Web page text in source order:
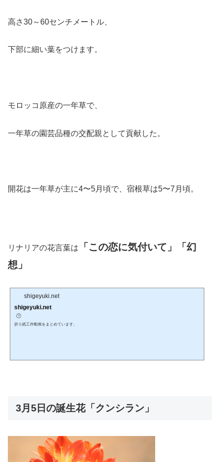
高さ30～60センチメートル、
下部に細い葉をつけます。
モロッコ原産の一年草で、
一年草の園芸品種の交配親として貢献した。
開花は一年草が主に4〜5月頃で、宿根草は5〜7月頃。
リナリアの花言葉は
「この恋に気付いて」「幻
想」
shigeyuki.net
shigeyuki.net
🕒️
折り紙工作動画をまとめています。
3月5日の誕生花「クンシラン」